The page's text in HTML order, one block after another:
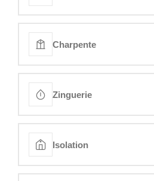
Charpente
Zinguerie
Isolation